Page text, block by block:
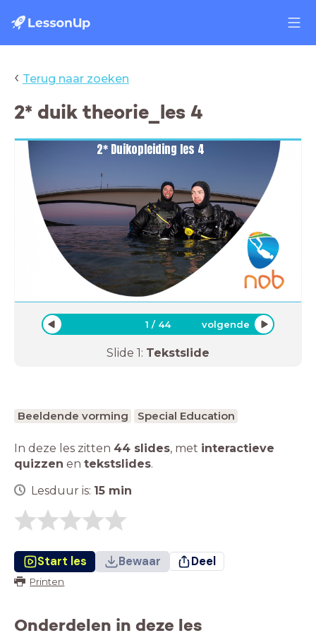
‹ Terug naar zoeken
2* duik theorie_les 4
2* Duikopleiding les 4
1 / 44 volgende
Slide 1: Tekstslide
Beeldende vorming Special Education
In deze les zitten 44 slides, met interactieve
quizzen en tekstslides.
Lesduur is: 15 min
Start les Bewaar Deel
Printen
Onderdelen in deze les